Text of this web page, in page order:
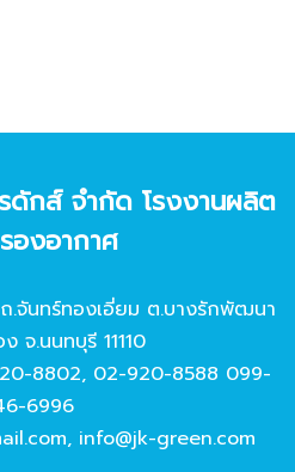
ดักส์ จํากัด โรงงานผลิต
องอากาศ
.จันทร์ทองเอี่ยม ต.บางรักพัฒนา
จ.นนทบุรี 11110
8802, 02-920-8588 099-
6996
, info@jk-green.com